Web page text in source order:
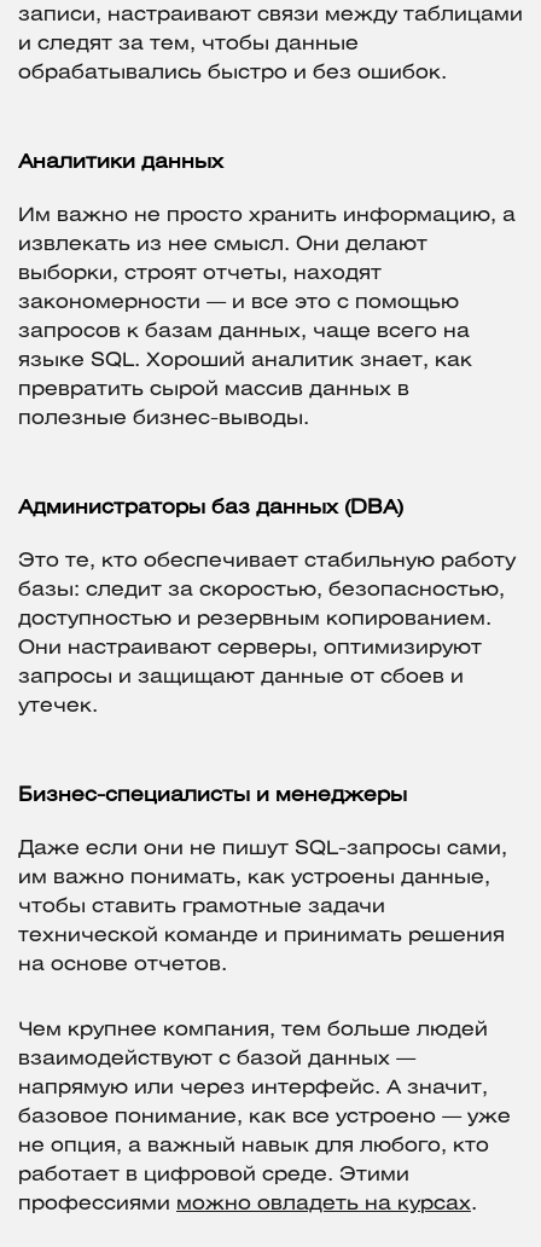
записи, настраивают связи между таблицами
и следят за тем, чтобы данные
обрабатывались быстро и без ошибок.
Аналитики данных
Им важно не просто хранить информацию, а
извлекать из нее смысл. Они делают
выборки, строят отчеты, находят
закономерности — и все это с помощью
запросов к базам данных, чаще всего на
языке SQL. Хороший аналитик знает, как
превратить сырой массив данных в
полезные бизнес-выводы.
Администраторы баз данных (DBA)
Это те, кто обеспечивает стабильную работу
базы: следит за скоростью, безопасностью,
доступностью и резервным копированием.
Они настраивают серверы, оптимизируют
запросы и защищают данные от сбоев и
утечек.
Бизнес-специалисты и менеджеры
Даже если они не пишут SQL-запросы сами,
им важно понимать, как устроены данные,
чтобы ставить грамотные задачи
технической команде и принимать решения
на основе отчетов.
Чем крупнее компания, тем больше людей
взаимодействуют с базой данных —
напрямую или через интерфейс. А значит,
базовое понимание, как все устроено — уже
не опция, а важный навык для любого, кто
работает в цифровой среде. Этими
профессиями можно овладеть на курсах.